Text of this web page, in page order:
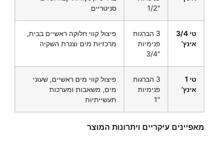
1/2″
סניטריים
טי 3/4
אינץ’
3 הברגות
פנימיות
3/4″
פיצול קווי חלוקה ראשיים בבית,
מרכזיות מים וצנרת השקיה
טי 1
אינץ’
3 הברגות
פנימיות
1″
פיצול קווי מים ראשיים, שעוני
מים, משאבות ומערכות
תעשייתיות
מאפיינים עיקריים ויתרונות המוצר